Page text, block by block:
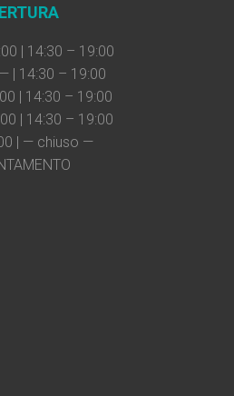
| 14:30 – 19:00
| 14:30 – 19:00
| 14:30 – 19:00
| 14:30 – 19:00
| — chiuso —